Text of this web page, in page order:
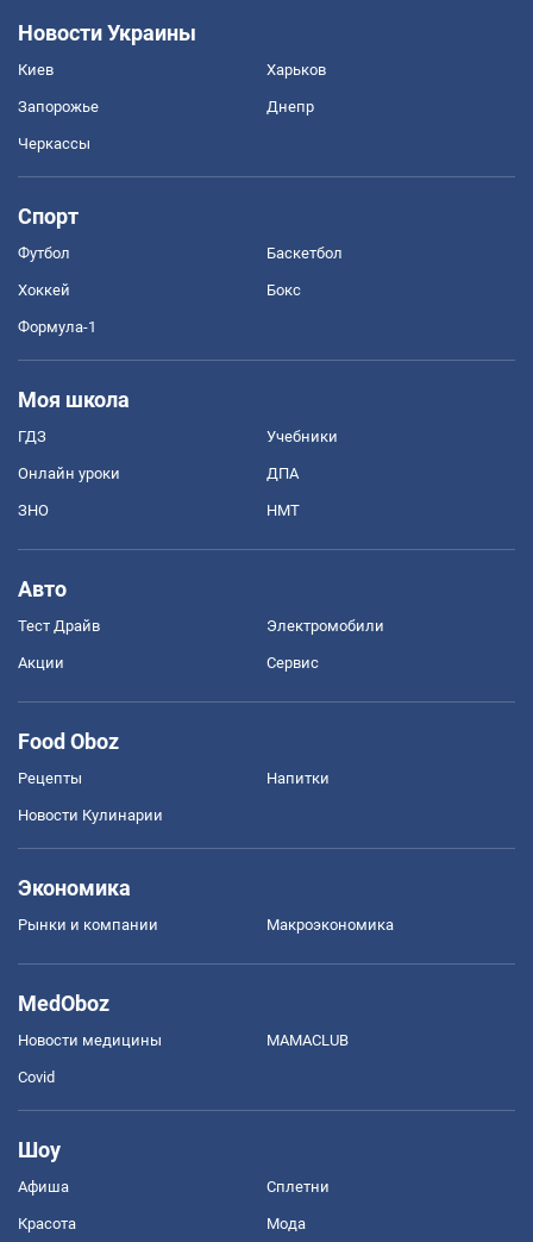
Новости Украины
Киев Харьков
Запорожье Днепр
Черкассы
Спорт
Футбол Баскетбол
Хоккей Бокс
Формула-1
Моя школа
ГДЗ Учебники
Онлайн уроки ДПА
ЗНО НМТ
Авто
Тест Драйв Электромобили
Акции Сервис
Food Oboz
Рецепты Напитки
Новости Кулинарии
Экономика
Рынки и компании Mакроэкономика
MedOboz
Новости медицины MAMACLUB
Covid
Шоу
Афиша Сплетни
Красота Мода